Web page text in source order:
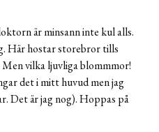
är minsann inte kul alls.
Här hostar storebror tills
vilka ljuvliga blommmor!
det i mitt huvud men jag
Det är jag nog). Hoppas på